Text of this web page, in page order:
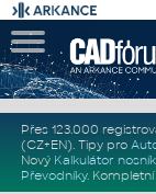
Přes 123.000
(CZ+EN). Tipy pro
Nový Kalkulátor
Převodníky. Kompletní